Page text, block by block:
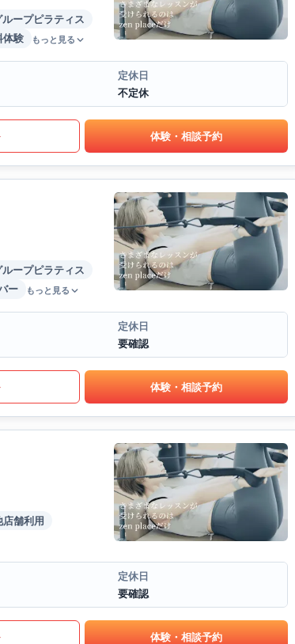
ループピラティス
体験 もっと見る
定休日
不定休
体験・相談予約
ループピラティス
ー もっと見る
定休日
要確認
体験・相談予約
店舗利用
定休日
要確認
体験・相談予約